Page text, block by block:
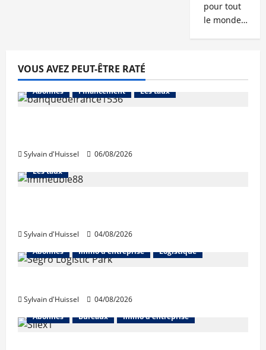
pour tout
le monde…
VOUS AVEZ PEUT-ÊTRE RATÉ
Abonnés Financement Les taux
Sylvain d'Huissel 06/08/2026
Abonnés Financement
Les taux
Sylvain d'Huissel
04/08/2026
Abonnés
Immo d'entreprise Logistique
Sylvain d'Huissel
04/08/2026
Abonnés
Bureaux Immo d'entreprise